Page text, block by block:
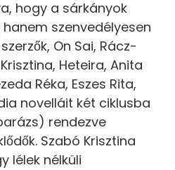
hogy a sárkányok
szenvedélyesen
On Sai, Rácz-
Heteira, Anita
Réka, Eszes Rita,
novelláit két ciklusba
rendezve
Szabó Krisztina
lélek nélküli